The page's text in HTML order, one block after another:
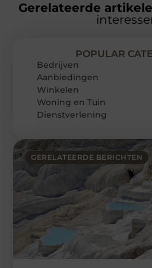
Gerelateerde
GERELATEERDE BERICHTEN
POPULAR
Bedrijven
Aanbiedingen
Winkelen
Woning en Tuin
Dienstverlening